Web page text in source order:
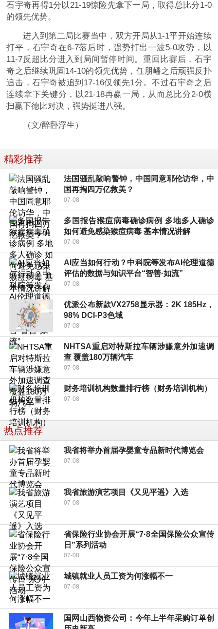
石宇奇再得1分以21-19惊险先拿下一局，取得总比分1-0
的领先优势。
进入到第二局比赛当中，双方开局从1-1平开始连续
打平，石宇奇在6-7落后时，强势打出一波5-0攻势，以
11-7反超比分进入到局间暂停时间。重回比赛后，石宇
奇之后继续巩固14-10的领先优势，任朋嶓之后顽强反扑
追击，石宇奇被追到17-16仅领先1分。不过石宇奇之后
连续拿下关键分，以21-18再赢一局，从而总比分2-0横
扫赢下德比对决，强势挺进八强。
（文/醉卧浮生）
精彩推荐
法国骚乱敲响警钟，中国同意耶伦访华，中
国再掏四万亿救美？
07-08
多国报告猴痘病毒确诊病例 多地多人确诊
如何避免感染猴痘病毒 基本情况讲解
07-08
AI应当如何行动？中科院等发布AI伦理道德
评估的数据与知识平台“智善·如流”
07-08
优派公布新款VX2758显示器：2K 185Hz，
98% DCI-P3色域
07-08
NHTSA重启对特斯拉车辆涉嫌意外加速调
查 覆盖180万辆汽车
07-08
财务培训机构数量排行榜（财务培训机构）
07-08
热点推荐
我省将举办首届孕婴童专品新时代博览会
07-08
我省旅游演艺项目《又见平遥》入选
07-08
省保险行业协会开展“7·8全国保险公众宣传
日”系列活动
07-08
城镇就业人员工资为何涨幅不一
07-08
国网山西物资公司：今年上半年采购订单创